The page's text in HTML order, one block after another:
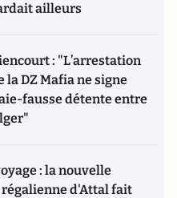
ailleurs
: "L’arrestation
la DZ Mafia ne signe
fausse détente entre
: la nouvelle
d'Attal fait